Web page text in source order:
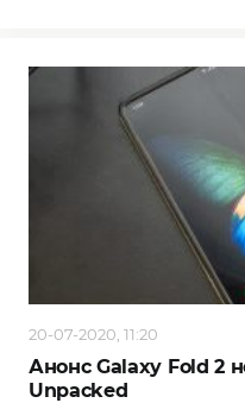
20-07-2020, 11:20
Анонс Galaxy Fold 2
Unpacked